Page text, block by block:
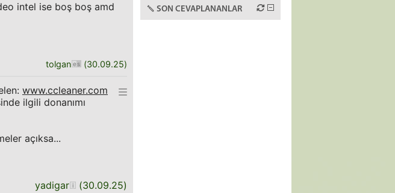
intel ise boş boş amd
tolgan (30.09.25)
www.ccleaner.com
ilgili donanımı
açıksa...
yadigar (30.09.25)
SON CEVAPLANANLAR